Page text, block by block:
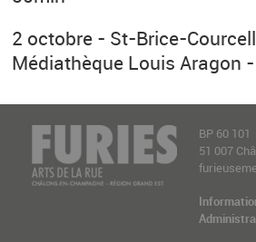
2 octobre - St-Brice-
Médiathèque Louis Aragon
BP 60 101
51 007